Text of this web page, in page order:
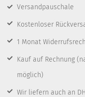
Versandpauschale
Kostenloser
1 Monat
Kauf auf Rechnung
möglich)
Wir liefern auch an